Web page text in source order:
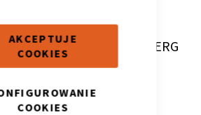
AKCEPTUJE
COOKIES
COOKIES
B45 165X95 L DĄB LINDBERG